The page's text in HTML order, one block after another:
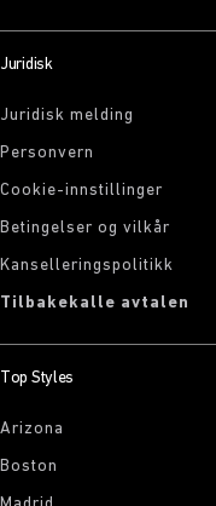
Juridisk
Juridisk melding
Personvern
Cookie-innstillinger
Betingelser og vilkår
Kanselleringspolitikk
Tilbakekalle avtalen
Top Styles
Arizona
Boston